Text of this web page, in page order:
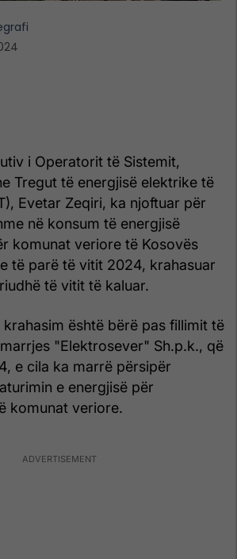
i Operatorit të Sistemit,
Tregut të energjisë elektrike të
Evetar Zeqiri, ka njoftuar për
në konsum të energjisë
komunat veriore të Kosovës
të parë të vitit 2024, krahasuar
të vitit të kaluar.
është bërë pas fillimit të
"Elektrosever" Sh.p.k., që
e cila ka marrë përsipër
e energjisë për
komunat veriore.